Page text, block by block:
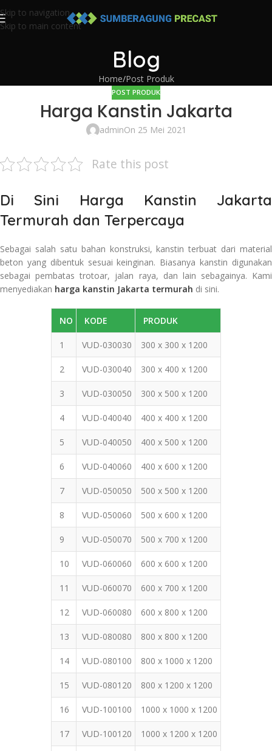
Skip to navigation
Skip to main content
Blog
Home Post Produk
POST PRODUK
Harga Kanstin Jakarta
adminOn 25 Mei 2021
Rate this post
Di Sini Harga Kanstin Jakarta
Termurah dan Terpercaya
Sebagai salah satu bahan konstruksi, kanstin terbuat dari material
beton yang dibentuk sesuai keinginan. Biasanya kanstin digunakan
sebagai pembatas trotoar, jalan raya, dan lain sebagainya. Kami
menyediakan harga kanstin Jakarta termurah di sini.
NO KODE PRODUK
1 VUD-030030 300 x 300 x 1200
2 VUD-030040 300 x 400 x 1200
3 VUD-030050 300 x 500 x 1200
4 VUD-040040 400 x 400 x 1200
5 VUD-040050 400 x 500 x 1200
6 VUD-040060 400 x 600 x 1200
7 VUD-050050 500 x 500 x 1200
8 VUD-050060 500 x 600 x 1200
9 VUD-050070 500 x 700 x 1200
10 VUD-060060 600 x 600 x 1200
11 VUD-060070 600 x 700 x 1200
12 VUD-060080 600 x 800 x 1200
13 VUD-080080 800 x 800 x 1200
14 VUD-080100 800 x 1000 x 1200
15 VUD-080120 800 x 1200 x 1200
16 VUD-100100 1000 x 1000 x 1200
17 VUD-100120 1000 x 1200 x 1200